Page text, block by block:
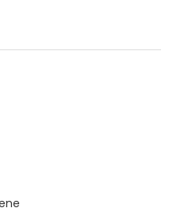
za neometano